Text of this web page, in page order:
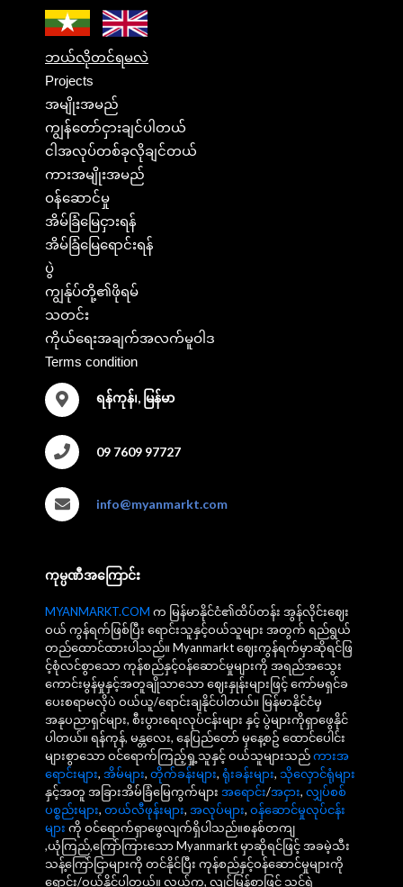
ဘယ်လိုတင်ရမလဲ
Projects
အမျိုးအမည်
ကျွန်တော်ငှားချင်ပါတယ်
ငါအလုပ်တစ်ခုလိုချင်တယ်
ကားအမျိုးအမည်
ဝန်ဆောင်မှု
အိမ်ခြံမြေငှားရန်
အိမ်ခြံမြေရောင်းရန်
ပွဲ
ကျွန်ုပ်တို့၏ဖိုရမ်
သတင်း
ကိုယ်ရေးအချက်အလက်မူဝါဒ
Terms condition
ရန်ကုန်၊, မြန်မာ
09 7609 97727
info@myanmarkt.com
ကုမ္ပဏီအကြောင်း
MYANMARKT.COM က မြန်မာနိုင်ငံ၏ထိပ်တန်း အွန်လိုင်းဈေး
ဝယ် ကွန်ရက်ဖြစ်ပြီး ရောင်းသူနှင့်ဝယ်သူများ အတွက် ရည်ရွယ်
တည်ထောင်ထားပါသည်။ Myanmarkt ဈေးကွန်ရက်မှာဆိုရင်ဖြ
င့်စုံလင်စွာသော ကုန်စည်နှင့်ဝန်ဆောင်မှုများကို အရည်အသွေး
ကောင်းမွန်မှုနှင့်အတူချိုသာသော ဈေးနှုန်းများဖြင့် ကော်မရှင်ခ
ပေးစရာမလိုပဲ ဝယ်ယူ/ရောင်းချနိုင်ပါတယ်။ မြန်မာနိုင်ငံမှ
အနုပညာရှင်များ, စီးပွားရေးလုပ်ငန်းများ နှင့် ပွဲများကိုရှာဖွေနိုင်
ပါတယ်။ ရန်ကုန်, မန္တလေး, နေပြည်တော် မှနေ့စဥ် ထောင်ပေါင်း
များစွာသော ဝင်ရောက်ကြည့်ရှု့သူနှင့် ဝယ်သူများသည်ကားအ
ရောင်းများ, အိမ်များ, တိုက်ခန်းများ, ရုံးခန်းများ, သိုလှောင်ရုံများ
နှင့်အတူ အခြားအိမ်ခြံမြေကွက်များ အရောင်း/အငှား, လျှပ်စစ်
ပစ္စည်းများ, တယ်လီဖုန်းများ, အလုပ်များ, ဝန်ဆောင်မှုလုပ်ငန်း
များ ကို ဝင်ရောက်ရှာဖွေလျက်ရှိပါသည်။စနစ်တကျ
,ယုံကြည်,ကြော်ကြားသော Myanmarkt မှာဆိုရင်ဖြင့် အခမဲ့သီး
သန့်ကြော်ငြာများကို တင်နိုင်ပြီး ကုန်စည်နှင့်ဝန်ဆောင်မှုများကို
ရောင်း/ဝယ်နိုင်ပါတယ်။ လွယ်ကူ, လျင်မြန်စွာဖြင့် သင့်ရဲ့